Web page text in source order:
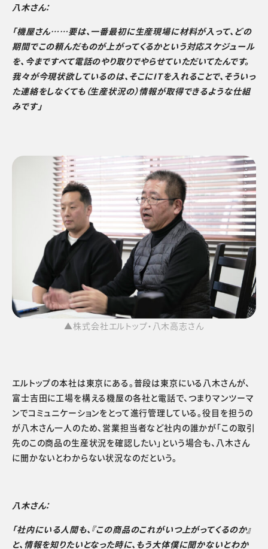
八木さん：
「機屋さん……要は、一番最初に生産現場に材料が入って、どの
期間でこの頼んだものが上がってくるかという対応スケジュール
を、今まですべて電話のやり取りでやらせていただいてたんです。
我々が今現状欲しているのは、そこにITを入れることで、そういっ
た連絡をしなくても（生産状況の）情報が取得できるような仕組
みです」
▲株式会社エルトップ・八木高志さん
エルトップの本社は東京にある。普段は東京にいる八木さんが、
富士吉田に工場を構える機屋の各社と電話で、つまりマンツーマ
ンでコミュニケーションをとって進行管理している。役目を担うの
が八木さん一人のため、営業担当者など社内の誰かが「この取引
先のこの商品の生産状況を確認したい」という場合も、八木さん
に聞かないとわからない状況なのだという。
八木さん：
「社内にいる人間も、『この商品のこれがいつ上がってくるのか』
と、情報を知りたいとなった時に、もう大体僕に聞かないとわか